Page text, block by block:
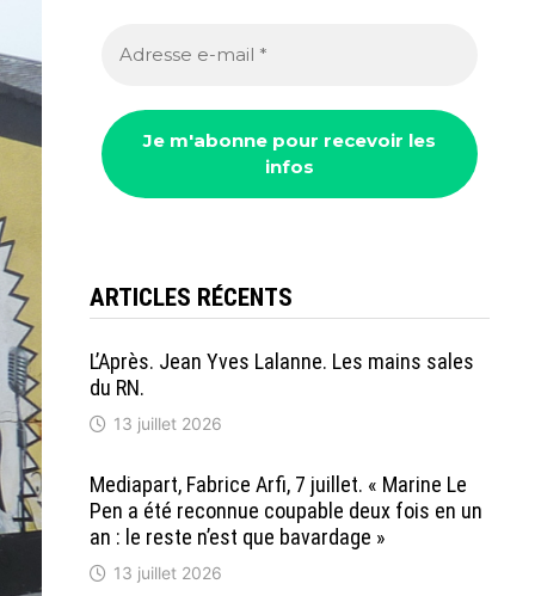
ARTICLES RÉCENTS
L’Après. Jean Yves Lalanne. Les mains sales
du RN.
13 juillet 2026
Mediapart, Fabrice Arfi, 7 juillet. « Marine Le
Pen a été reconnue coupable deux fois en un
an : le reste n’est que bavardage »
13 juillet 2026